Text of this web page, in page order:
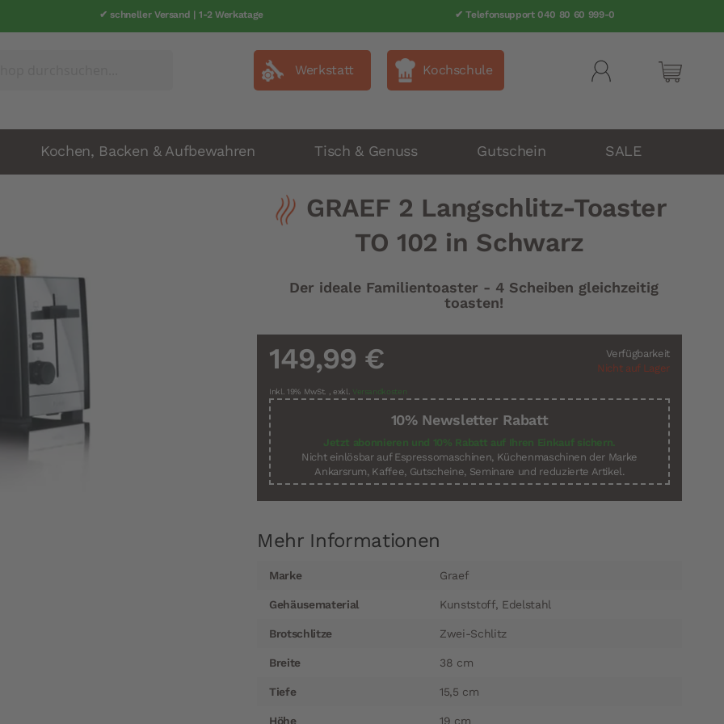
✔ schneller Versand | 1-2 Werkatage ✔ Telefonsupport 040 80 60 999-0
Mein
Werkstatt Kochschule
Kochen, Backen & Aufbewahren Tisch & Genuss Gutschein SALE
GRAEF 2 Langschlitz-Toaster
TO 102 in Schwarz
Der ideale Familientoaster - 4 Scheiben gleichzeitig
toasten!
Verfügbarkeit
Nicht auf Lager
149,99 €
Inkl. 19% MwSt. , exkl. Versandkosten
10% Newsletter Rabatt
Jetzt abonnieren und 10% Rabatt auf Ihren Einkauf sichern.
Nicht einlösbar auf Espressomaschinen, Küchenmaschinen der Marke
Ankarsrum, Kaffee, Gutscheine, Seminare und reduzierte Artikel.
Mehr Informationen
Informationen
Marke Graef
Gehäusematerial Kunststoff, Edelstahl
Brotschlitze Zwei-Schlitz
Breite 38 cm
Tiefe 15,5 cm
Höhe 19 cm